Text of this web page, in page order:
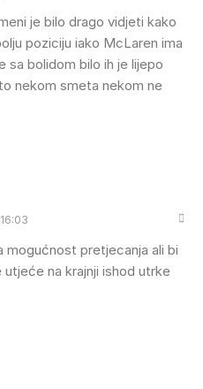
je bilo drago vidjeti kako
poziciju iako McLaren ima
bolidom bilo ih je lijepo
nekom smeta nekom ne
mogućnost pretjecanja ali bi
na krajnji ishod utrke